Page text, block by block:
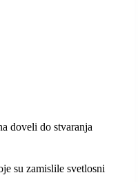
doveli do stvaranja
su zamislile svetlosni